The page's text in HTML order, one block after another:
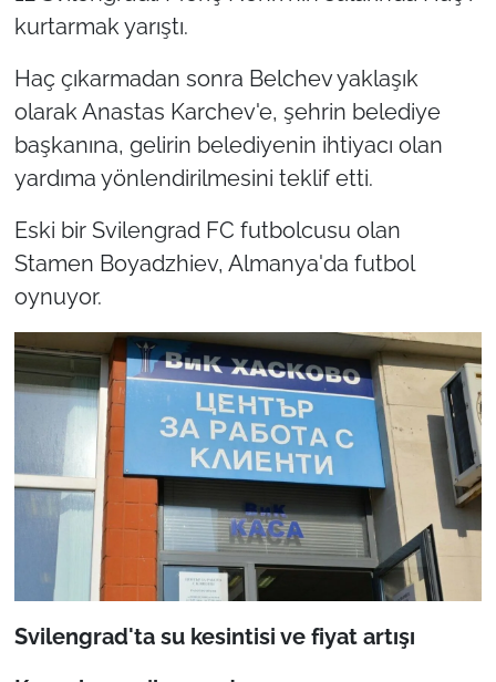
kurtarmak yarıştı.
Haç çıkarmadan sonra Belchev yaklaşık
olarak Anastas Karchev'e, şehrin belediye
başkanına, gelirin belediyenin ihtiyacı olan
yardıma yönlendirilmesini teklif etti.
Eski bir Svilengrad FC futbolcusu olan
Stamen Boyadzhiev, Almanya'da futbol
oynuyor.
Svilengrad'ta su kesintisi ve fiyat artışı